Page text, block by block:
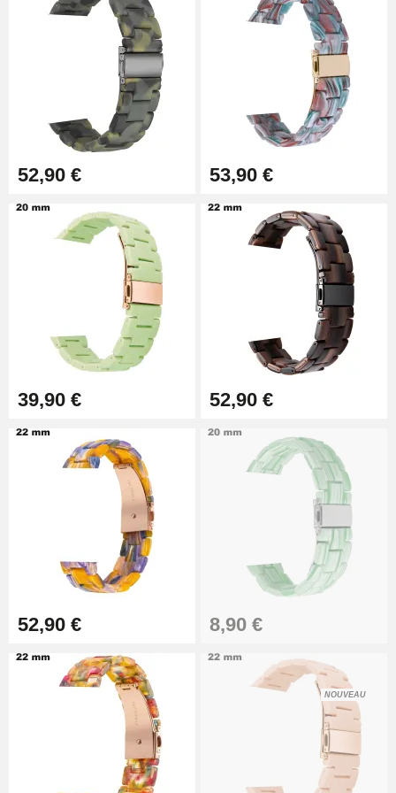
4,90 €
Outil Changement Bracelet
Montre Professionnel
49,92 €
Outil Bracelet Montre pas cher
Kit pour Raccourcir Bracelet
Montre
7,90 €
Kit Réparation Montre Débutant
9,90 €
Kit Horlogerie Débutant
26,90 €
Marteau Horloger pour Goupille
3,90 €
Kit pour Réduire Bracelet
Montre Métal
13,90 €
52,90 € 53,90 €
39,90 € 52,90 €
52,90 € 8,90 €
NOUVEAU